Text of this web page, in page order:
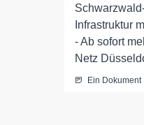
Infrastruktur
- Ab sofort
Netz
Ein Dokument